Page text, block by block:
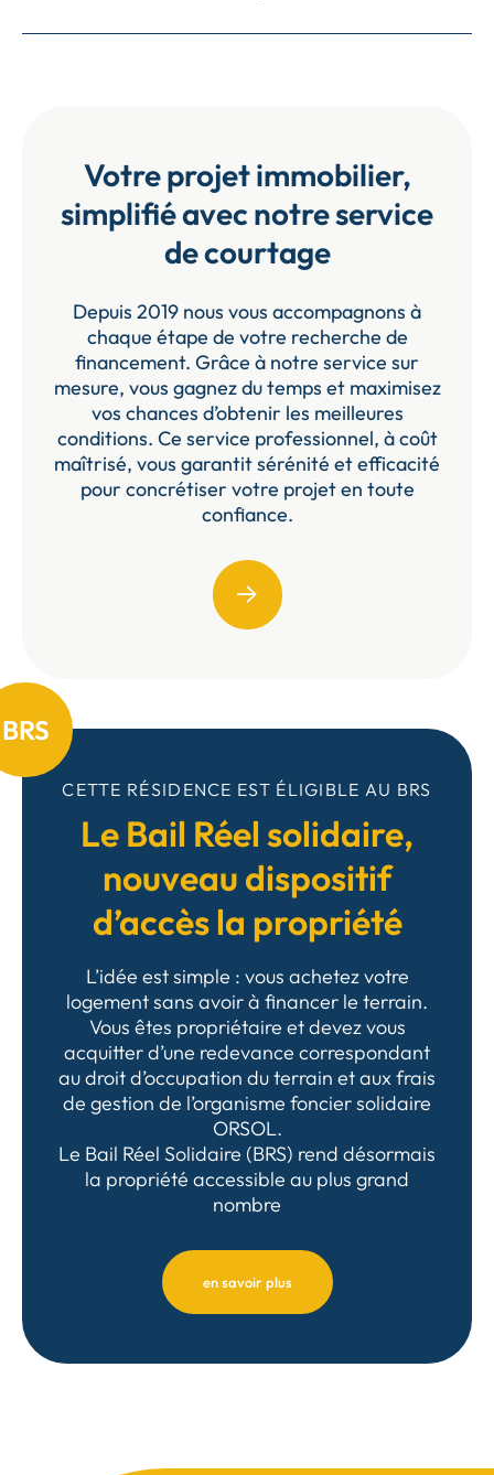
Votre projet immobilier,
simplifié avec notre service
de courtage
Depuis 2019 nous vous accompagnons à
chaque étape de votre recherche de
financement. Grâce à notre service sur
mesure, vous gagnez du temps et maximisez
vos chances d’obtenir les meilleures
conditions. Ce service professionnel, à coût
maîtrisé, vous garantit sérénité et efficacité
pour concrétiser votre projet en toute
confiance.
CETTE RÉSIDENCE EST ÉLIGIBLE AU BRS
Le Bail Réel solidaire,
nouveau dispositif
d’accès la propriété
L’idée est simple : vous achetez votre
logement sans avoir à financer le terrain.
Vous êtes propriétaire et devez vous
acquitter d’une redevance correspondant
au droit d’occupation du terrain et aux frais
de gestion de l’organisme foncier solidaire
ORSOL.
Le Bail Réel Solidaire (BRS) rend désormais
la propriété accessible au plus grand
nombre
en savoir plus
BRS